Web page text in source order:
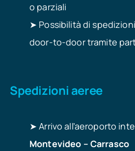
o parziali
➤ Possibilità di
door-to-door tramite
Spedizioni aeree
➤ Arrivo all’aeroporto
Montevideo – Carrasco